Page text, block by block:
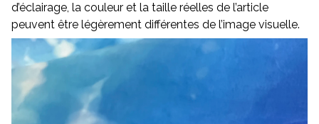
d’éclairage, la couleur et la taille réelles de l’article
peuvent être légèrement différentes de l’image visuelle.